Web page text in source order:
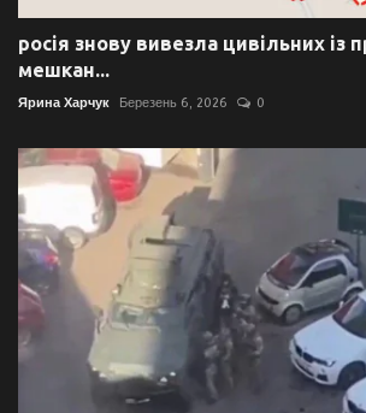
росія знову вивезла цивільних із
мешкан...
Ярина Харчук Березень 6, 2026 0